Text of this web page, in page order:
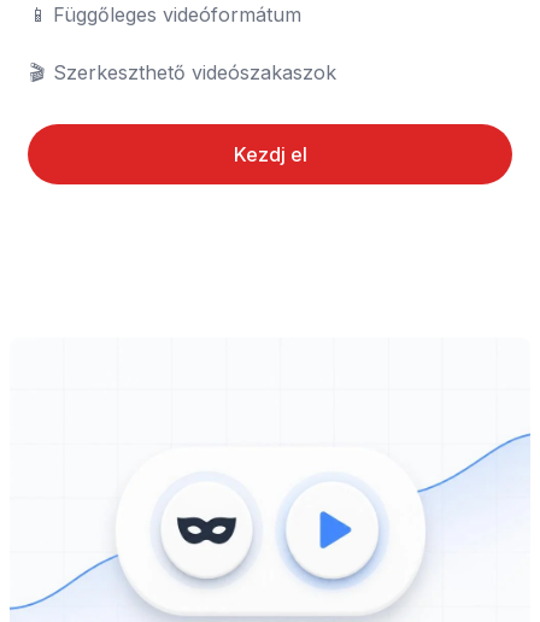
📱	Függőleges videóformátum
🎬	Szerkeszthető videószakaszok
Kezdj el